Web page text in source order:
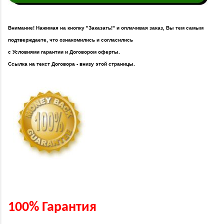
Внимание! Нажимая на кнопку "Заказать!" и оплачивая заказ, Вы тем самым
подтверждаете, что ознакомились и согласились
с Условиями гарантии и Договором оферты.
Ссылка на текст Договора - внизу этой страницы.
100% Гарантия